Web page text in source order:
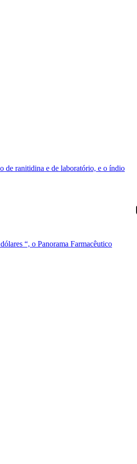
de ranitidina e de laboratório, e o índio
“, o Panorama Farmacêutico